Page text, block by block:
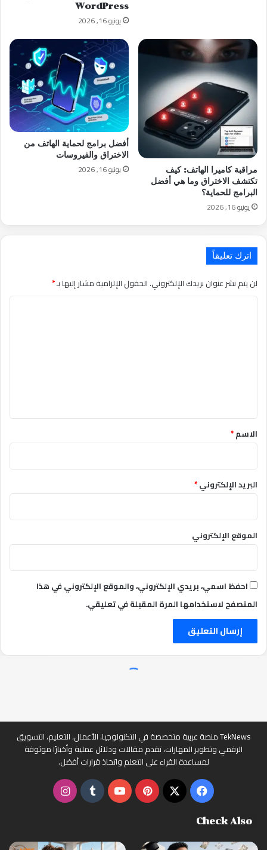
WordPress
يونيو 16, 2026
مراقبة كاميرا الهاتف: كيف
تكتشف الاختراق وما هي أفضل
البرامج للحماية؟
يونيو 16, 2026
أفضل برامج لحماية الهاتف من
الاختراق والفيروسات
يونيو 16, 2026
اترك تعليقاً
لن يتم نشر عنوان بريدك الإلكتروني.الحقول الإلزامية مشار إليها بـ*
الاسم*
البريد الإلكتروني*
الموقع الإلكتروني
احفظ اسمي، بريدي الإلكتروني، والموقع الإلكتروني في هذا
المتصفح لاستخدامها المرة المقبلة في تعليقي.
TekNews منصة عربية متخصصة في التكنولوجيا، الأعمال، التعليم، التسويق
الرقمي وتطوير المهارات، تقدم مقالات ودلائل عملية وأخبارًا موثوقة
لمساعدة القراء على التعلم واتخاذ قرارات أفضل.
فيسبوك
‫X بينتيريست‫YouTube انستقرام
Check Also